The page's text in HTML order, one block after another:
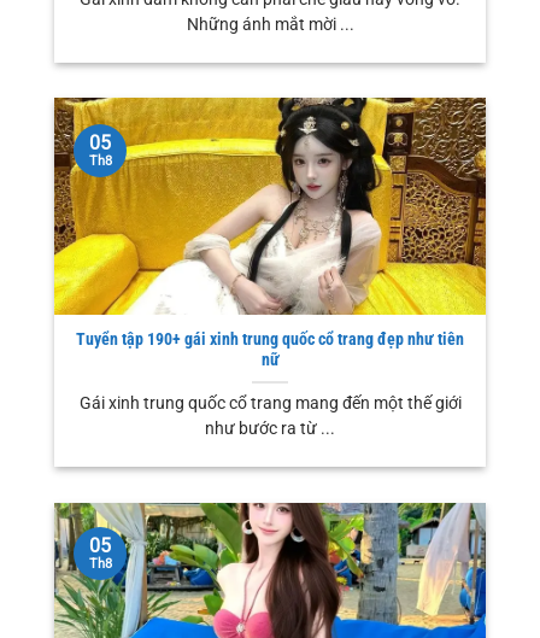
Những ánh mắt mời ...
Tuyển tập 190+ gái xinh trung quốc cổ trang đẹp như tiên
nữ
Gái xinh trung quốc cổ trang mang đến một thế giới
như bước ra từ ...
05
Th8
05
Th8